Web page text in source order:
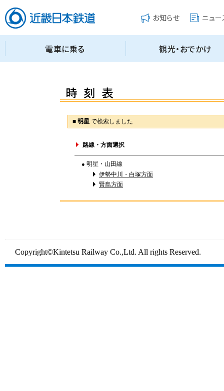
■ 明星 で検索しました
路線・方面選択
● 明星・山田線
伊勢中川・白塚方面
賢島方面